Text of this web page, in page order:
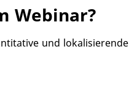
Webinar?
und lokalisierende